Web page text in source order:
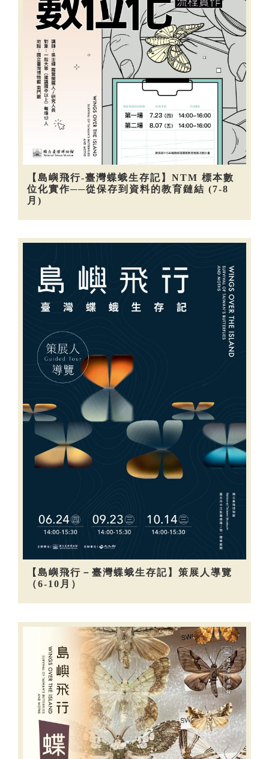
【島嶼飛行-臺灣蝶蛾生存記】NTM 標本數
位化實作──從保存到資料的教育鏈結 (7-8
月)
【島嶼飛行－臺灣蝶蛾生存記】策展人導覽
（6-10月）